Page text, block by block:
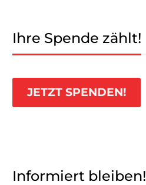
Ihre Spende zählt!
JETZT SPENDEN!
Informiert bleiben!